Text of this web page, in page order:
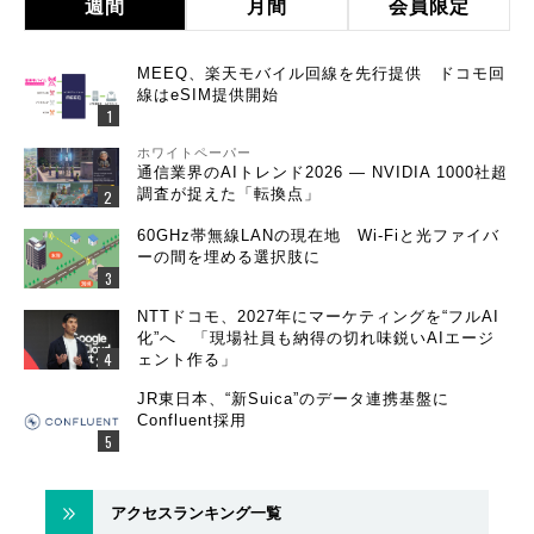
週間 月間 会員限定
MEEQ、楽天モバイル回線を先行提供 ドコモ回
線はeSIM提供開始
ホワイトペーパー
通信業界のAIトレンド2026 ― NVIDIA 1000社超
調査が捉えた「転換点」
60GHz帯無線LANの現在地 Wi-Fiと光ファイバ
ーの間を埋める選択肢に
NTTドコモ、2027年にマーケティングを“フルAI
化”へ 「現場社員も納得の切れ味鋭いAIエージ
ェント作る」
JR東日本、“新Suica”のデータ連携基盤に
Confluent採用
アクセスランキング一覧